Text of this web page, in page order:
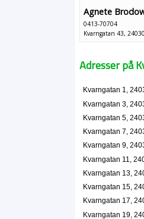
Agnete
0413-70704
Kvarngatan 43,
0413-70174
Kvarngatan 45,
Gert Dahls
Gert Dahl
0413-72127
Kvarngatan 57,
Adresser på
Kvarngatan 1,
Kvarngatan 3,
Kvarngatan 5,
Kvarngatan 7,
Kvarngatan 9,
Kvarngatan 11,
Kvarngatan 13,
Kvarngatan 15,
Kvarngatan 17,
Kvarngatan 19,